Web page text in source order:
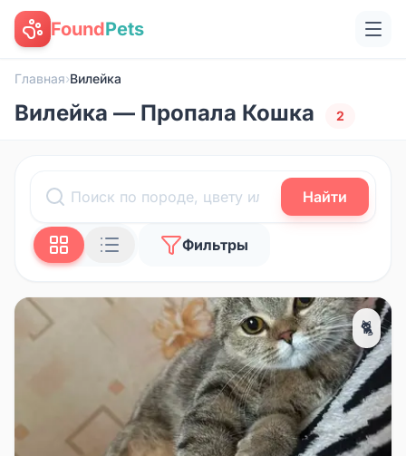
FoundPets
Главная›Вилейка
Вилейка — Пропала Кошка 2
Найти
Фильтры
🐈